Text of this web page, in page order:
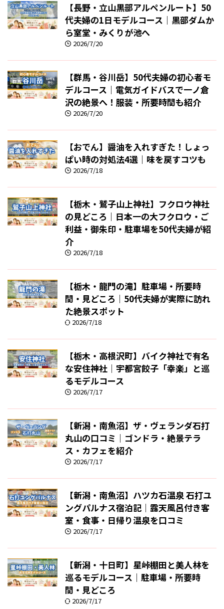
【長野・立山黒部アルペンルート】50
代夫婦の1日モデルコース｜黒部ダムか
ら室堂・みくりが池へ
2026/7/20
【群馬・谷川岳】50代夫婦の初心者モ
デルコース｜電気ガイドバスで一ノ倉
沢の絶景へ！服装・所要時間も紹介
2026/7/20
【おでん】醤油を入れすぎた！しょっ
ぱい時の対処法4選｜味を戻すコツも
2026/7/18
【栃木・鷲子山上神社】フクロウ神社
の見どころ｜日本一の大フクロウ・ご
利益・御朱印・駐車場を50代夫婦が紹
介
2026/7/18
【栃木・龍門の滝】駐車場・所要時
間・見どころ｜50代夫婦が実際に訪れ
た絶景スポット
2026/7/18
【栃木・高根沢町】バイク神社で有名
な安住神社｜宇都宮餃子「幸楽」と巡
るモデルコース
2026/7/17
【新潟・南魚沼】ザ・ヴェランダ石打
丸山の口コミ｜ゴンドラ・絶景テラ
ス・カフェを紹介
2026/7/17
【新潟・南魚沼】ハツカ石温泉 石打ユ
ングパルナス宿泊記｜露天風呂付き客
室・食事・日帰り温泉を口コミ
2026/7/17
【新潟・十日町】星峠棚田と美人林を
巡るモデルコース｜駐車場・所要時
間・見どころ
2026/7/17